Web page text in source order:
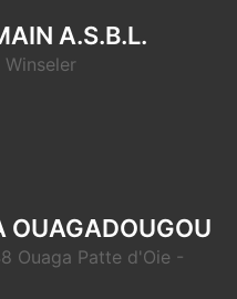
A.S.B.L.
OUAGADOUGOU
Ouaga Patte d'Oie -